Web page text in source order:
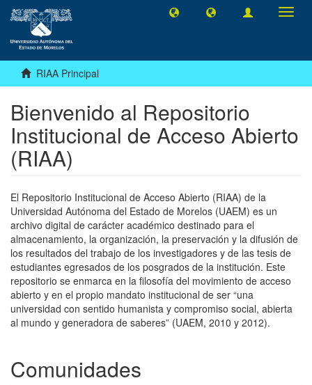
RIAA Principal
Bienvenido al Repositorio
Institucional de Acceso Abierto
(RIAA)
El Repositorio Institucional de Acceso Abierto (RIAA) de la
Universidad Autónoma del Estado de Morelos (UAEM) es un
archivo digital de carácter académico destinado para el
almacenamiento, la organización, la preservación y la difusión de
los resultados del trabajo de los investigadores y de las tesis de
estudiantes egresados de los posgrados de la institución. Este
repositorio se enmarca en la filosofía del movimiento de acceso
abierto y en el propio mandato institucional de ser “una
universidad con sentido humanista y compromiso social, abierta
al mundo y generadora de saberes” (UAEM, 2010 y 2012).
Comunidades